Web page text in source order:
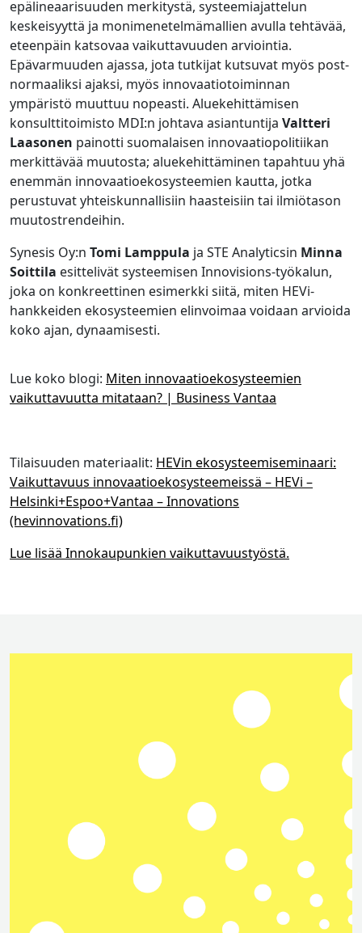
epälineaarisuuden merkitystä, systeemiajattelun
keskeisyyttä ja monimenetelmämallien avulla tehtävää,
eteenpäin katsovaa vaikuttavuuden arviointia.
Epävarmuuden ajassa, jota tutkijat kutsuvat myös post-
normaaliksi ajaksi, myös innovaatiotoiminnan
ympäristö muuttuu nopeasti. Aluekehittämisen
konsulttitoimisto MDI:n johtava asiantuntija Valtteri
Laasonen painotti suomalaisen innovaatiopolitiikan
merkittävää muutosta; aluekehittäminen tapahtuu yhä
enemmän innovaatioekosysteemien kautta, jotka
perustuvat yhteiskunnallisiin haasteisiin tai ilmiötason
muutostrendeihin.
Synesis Oy:n Tomi Lamppula ja STE Analyticsin Minna
Soittila esittelivät systeemisen Innovisions-työkalun,
joka on konkreettinen esimerkki siitä, miten HEVi-
hankkeiden ekosysteemien elinvoimaa voidaan arvioida
koko ajan, dynaamisesti.
Lue koko blogi: Miten innovaatioekosysteemien
vaikuttavuutta mitataan? | Business Vantaa
Tilaisuuden materiaalit: HEVin ekosysteemiseminaari:
Vaikuttavuus innovaatioekosysteemeissä – HEVi –
Helsinki+Espoo+Vantaa – Innovations
(hevinnovations.fi)
Lue lisää Innokaupunkien vaikuttavuustyöstä.